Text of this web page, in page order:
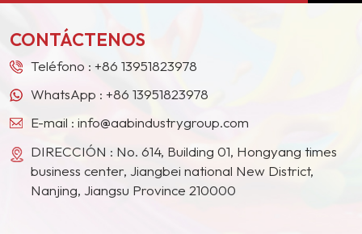
Además, nuestra
CONTÁCTENOS
Teléfono : +86 13951823978
WhatsApp : +86 13951823978
E-mail : info@aabindustrygroup.com
DIRECCIÓN : No. 614, Building 01, Hongyang times
business center, Jiangbei national New District,
Nanjing, Jiangsu Province 210000